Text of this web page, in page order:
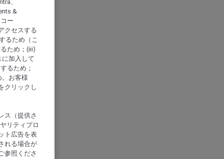
、
&
ー
クセスする
るため（こ
ため；(iii)
加入して
るため；
お客様
クリックし
ス（提供さ
リティプロ
ト広告を表
れる場合が
参照くださ